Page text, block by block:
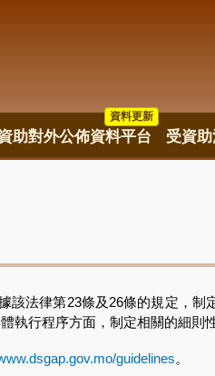
助對外公佈資料平台
資料更新
資料更新
受資
律第23條及26條的規定，制
執行程序方面，制定相關的細則性
guidelines。